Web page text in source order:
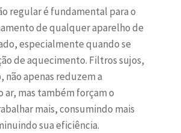
regular é fundamental para o
de qualquer aparelho de
especialmente quando se
de aquecimento. Filtros sujos,
não apenas reduzem a
ar, mas também forçam o
mais, consumindo mais
sua eficiência.